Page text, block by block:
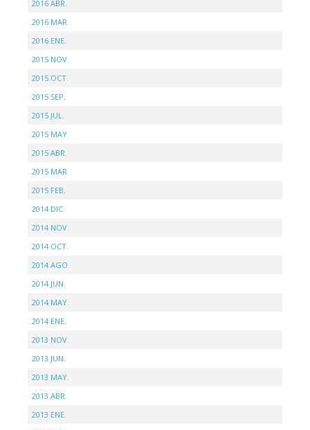
2016 ABR.
2016 MAR.
2016 ENE.
2015 NOV.
2015 OCT.
2015 SEP.
2015 JUL.
2015 MAY.
2015 ABR.
2015 MAR.
2015 FEB.
2014 DIC.
2014 NOV.
2014 OCT.
2014 AGO.
2014 JUN.
2014 MAY.
2014 ENE.
2013 NOV.
2013 JUN.
2013 MAY.
2013 ABR.
2013 ENE.